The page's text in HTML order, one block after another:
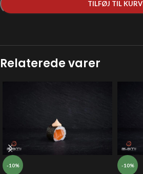
TILFØJ TIL KURV
Relaterede varer
-10% -10%